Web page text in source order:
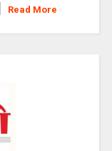
Read More